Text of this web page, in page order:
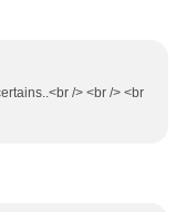
/> <br /> <br